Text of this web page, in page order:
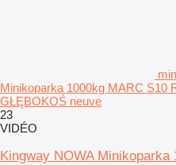
Minikoparka 1000kg MARC S10
GŁĘBOKOŚ neuve
23
VIDÉO
Kingway NOWA